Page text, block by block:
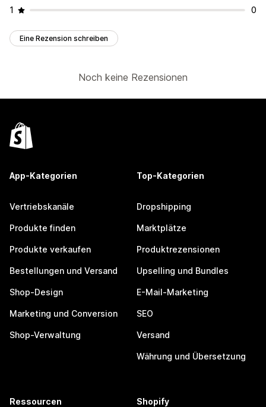
1
0
Eine Rezension schreiben
Noch keine Rezensionen
App-Kategorien
Vertriebskanäle
Produkte finden
Produkte verkaufen
Bestellungen und Versand
Shop-Design
Marketing und Conversion
Shop-Verwaltung
Top-Kategorien
Dropshipping
Marktplätze
Produktrezensionen
Upselling und Bundles
E-Mail-Marketing
SEO
Versand
Währung und Übersetzung
Ressourcen Shopify